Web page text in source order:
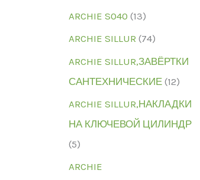
ARCHIE S040 (13)
ARCHIE SILLUR (74)
ARCHIE SILLUR,ЗАВЁРТКИ
САНТЕХНИЧЕСКИЕ (12)
ARCHIE SILLUR,НАКЛАДКИ
НА КЛЮЧЕВОЙ ЦИЛИНДР
(5)
ARCHIE